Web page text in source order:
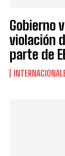
Gobierno
violación
parte de